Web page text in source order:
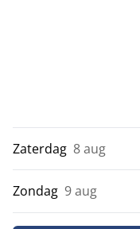
Zaterdag 8 aug
Zondag 9 aug